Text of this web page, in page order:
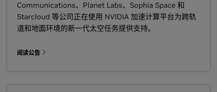
Communications、Planet Labs、Sophia Space 和
Starcloud 等公司正在使用 NVIDIA 加速计算平台为跨轨
道和地面环境的新一代太空任务提供支持。
阅读公告